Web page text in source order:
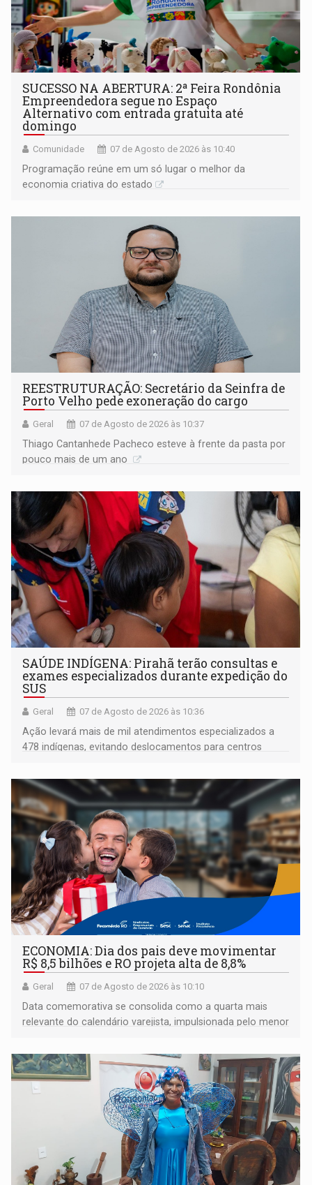
SUCESSO NA ABERTURA: 2ª Feira Rondônia
Empreendedora segue no Espaço
Alternativo com entrada gratuita até
domingo
Comunidade 07 de Agosto de 2026 às 10:40
Programação reúne em um só lugar o melhor da
economia criativa do estado
REESTRUTURAÇÃO: Secretário da Seinfra de
Porto Velho pede exoneração do cargo
Geral 07 de Agosto de 2026 às 10:37
Thiago Cantanhede Pacheco esteve à frente da pasta por
pouco mais de um ano
SAÚDE INDÍGENA: Pirahã terão consultas e
exames especializados durante expedição do
SUS
Geral 07 de Agosto de 2026 às 10:36
Ação levará mais de mil atendimentos especializados a
478 indígenas, evitando deslocamentos para centros
ECONOMIA: Dia dos pais deve movimentar
R$ 8,5 bilhões e RO projeta alta de 8,8%
Geral 07 de Agosto de 2026 às 10:10
Data comemorativa se consolida como a quarta mais
relevante do calendário varejista, impulsionada pelo menor
média do trabalhador